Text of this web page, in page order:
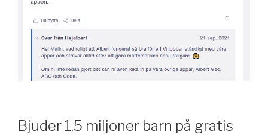
Bjuder 1,5 miljoner barn på gratis